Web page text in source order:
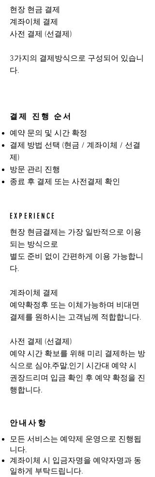
현장 현금 결제
계좌이체 결제
사전 결제 (선결제)
​3가지의 결제방식으로 구성되어 있습니
다.
결제 진행 순서
예약 문의 및 시간 확정
결제 방법 선택 (현금 / 계좌이체 / 선결
제)
방문 관리 진행
종료 후 결제 또는 사전결제 확인
EXPERIENCE
현장 현금결제는 가장 일반적으로 이용
되는 방식으로
별도 준비 없이 간편하게 이용 가능합니
다.
계좌이체 결제
예약확정후 또는 이체가능하며 비대면
결제를 원하시는 고객님께 적합합니다.
사전 결제 (선결제)
​예약 시간 확보를 위해 미리 결제하는 방
식으로 심야,주말,인기 시간대 예약 시
권장드리며 입금 확인 후 예약 확정을 진
행합니다.
안내사항
모든 서비스는 예약제 운영으로 진행됩
니다.
계좌이체 시 입금자명을 예약자명과 동
일하게 부탁드립니다.